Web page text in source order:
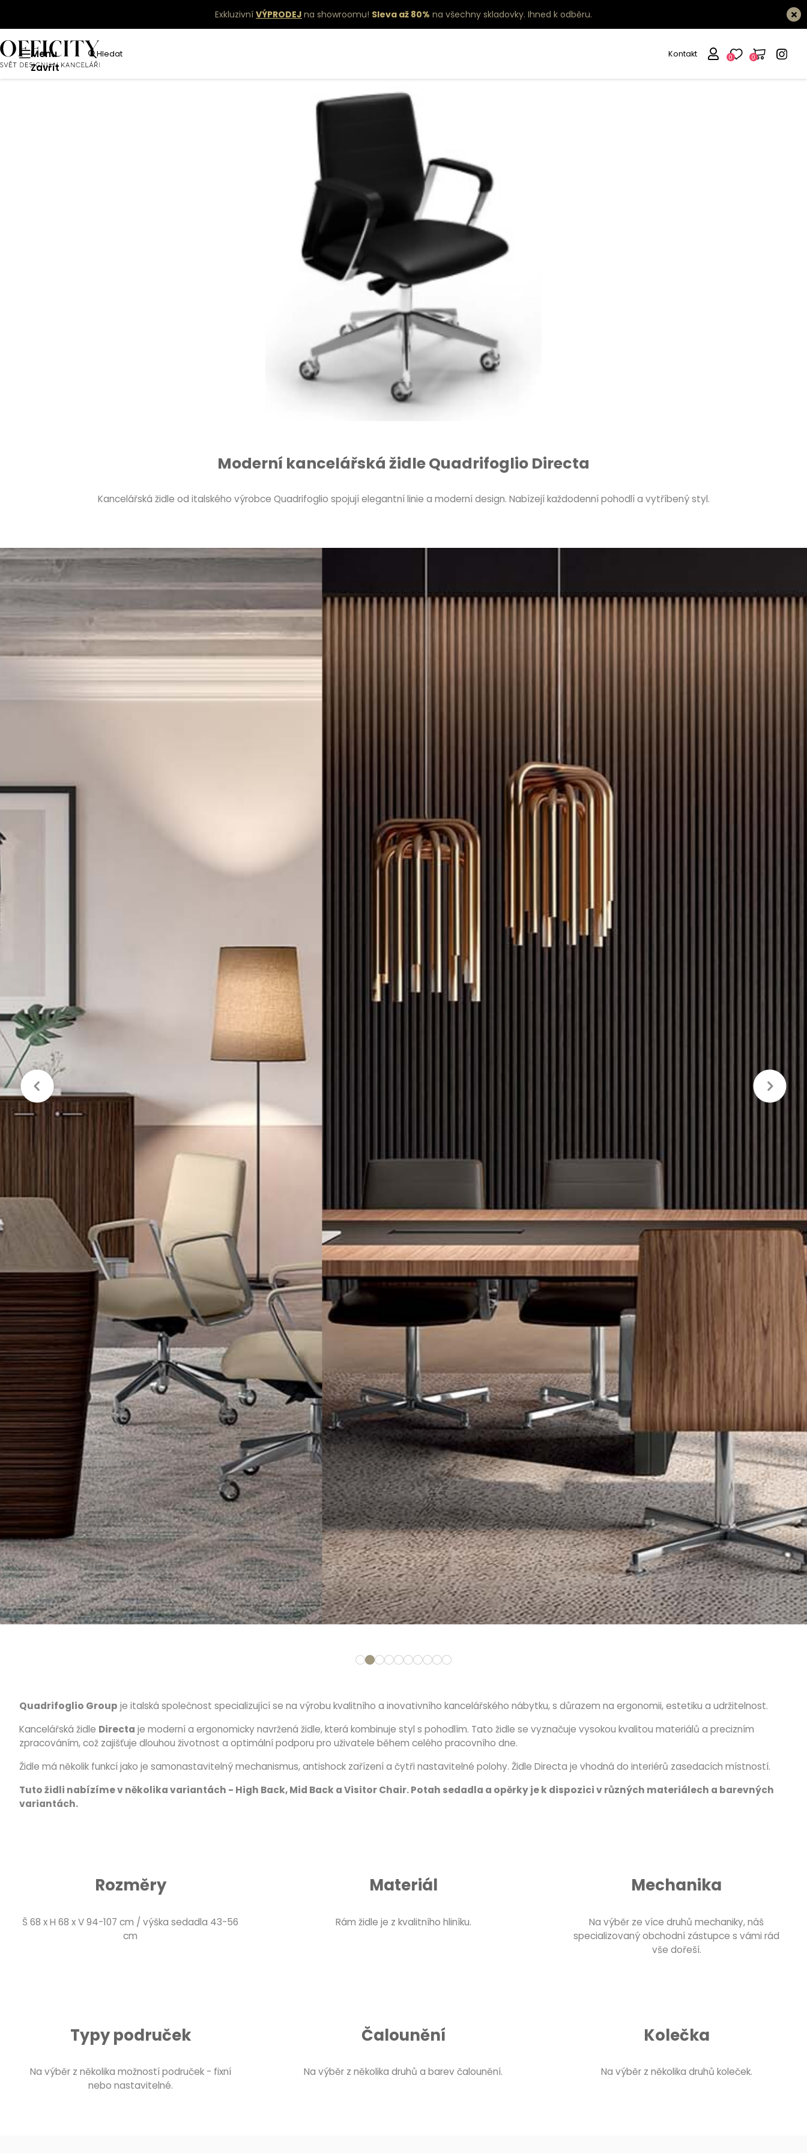
Exkluzivní VÝPRODEJ na showroomu! Sleva až 80% na všechny skladovky. Ihned k odběru.
Menu
Zavřít
Hledat Kontakt 0 0
Moderní kancelářská židle Quadrifoglio Directa
Kancelářská židle od italského výrobce Quadrifoglio spojují elegantní linie a moderní design. Nabízejí každodenní pohodlí a vytříbený styl.
Quadrifoglio Group je italská společnost specializující se na výrobu kvalitního a inovativního kancelářského nábytku, s důrazem na ergonomii, estetiku a udržitelnost.
Kancelářská židle Directa je moderní a ergonomicky navržená židle, která kombinuje styl s pohodlím. Tato židle se vyznačuje vysokou kvalitou materiálů a precizním
zpracováním, což zajišťuje dlouhou životnost a optimální podporu pro uživatele během celého pracovního dne.
Židle má několik funkcí jako je samonastavitelný mechanismus, antishock zařízení a čytři nastavitelné polohy. Židle Directa je vhodná do interiérů zasedacích místností.
Tuto židli nabízíme v několika variantách - High Back, Mid Back a Visitor Chair. Potah sedadla a opěrky je k dispozici v různých materiálech a barevných
variantách.
Rozměry
Š 68 x H 68 x V 94-107 cm / výška sedadla 43-56
cm
Materiál
Rám židle je z kvalitního hliníku.
Mechanika
Na výběr ze více druhů mechaniky, náš
specializovaný obchodní zástupce s vámi rád
vše dořeší.
Typy područek
Na výběr z několika možností područek - fixní
nebo nastavitelné.
Čalounění
Na výběr z několika druhů a barev čalounění.
Kolečka
Na výběr z několika druhů koleček.